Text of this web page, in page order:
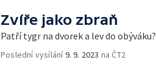
Zvíře jako zbraň
Patří tygr na dvorek a lev do obýváku?
Poslední vysílání9. 9. 2023 na ČT2